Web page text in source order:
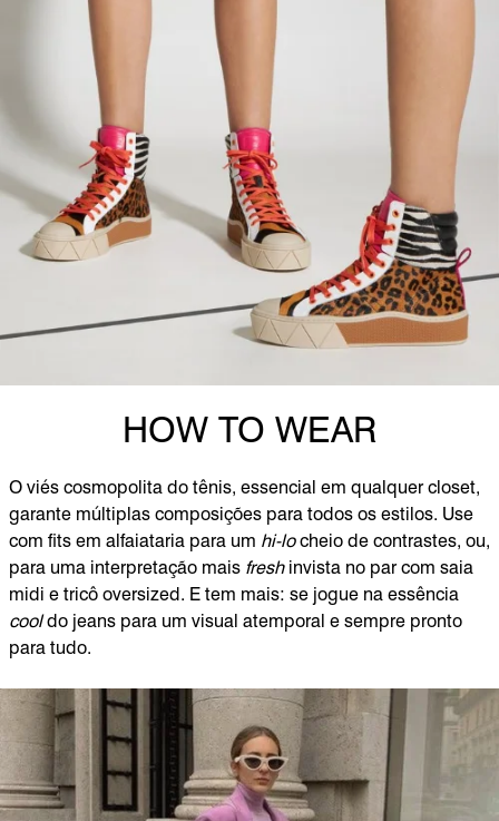
HOW TO WEAR
O viés cosmopolita do tênis, essencial em qualquer closet,
garante múltiplas composições para todos os estilos. Use
com fits em alfaiataria para um hi-locheio de contrastes, ou,
para uma interpretação mais freshinvista no par com saia
midi e tricô oversized. E tem mais: se jogue na essência
cooldo jeans para um visual atemporal e sempre pronto
para tudo.